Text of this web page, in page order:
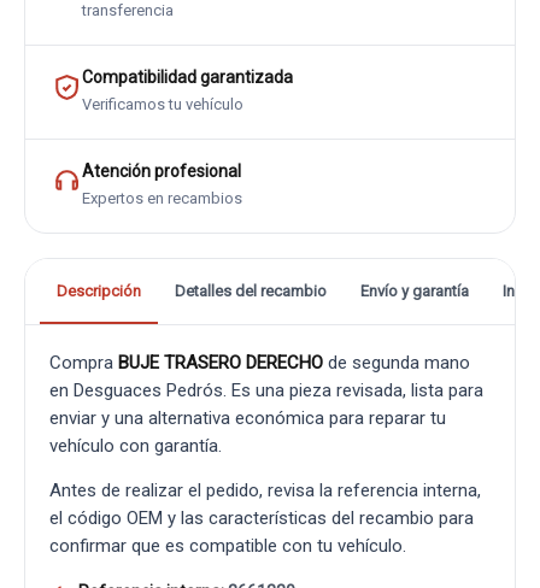
transferencia
Compatibilidad garantizada
Verificamos tu vehículo
Atención profesional
Expertos en recambios
Descripción Detalles del recambio Envío y garantía
Compra BUJE TRASERO DERECHO de segunda mano
en Desguaces Pedrós. Es una pieza revisada, lista para
enviar y una alternativa económica para reparar tu
vehículo con garantía.
Antes de realizar el pedido, revisa la referencia interna,
el código OEM y las características del recambio para
confirmar que es compatible con tu vehículo.